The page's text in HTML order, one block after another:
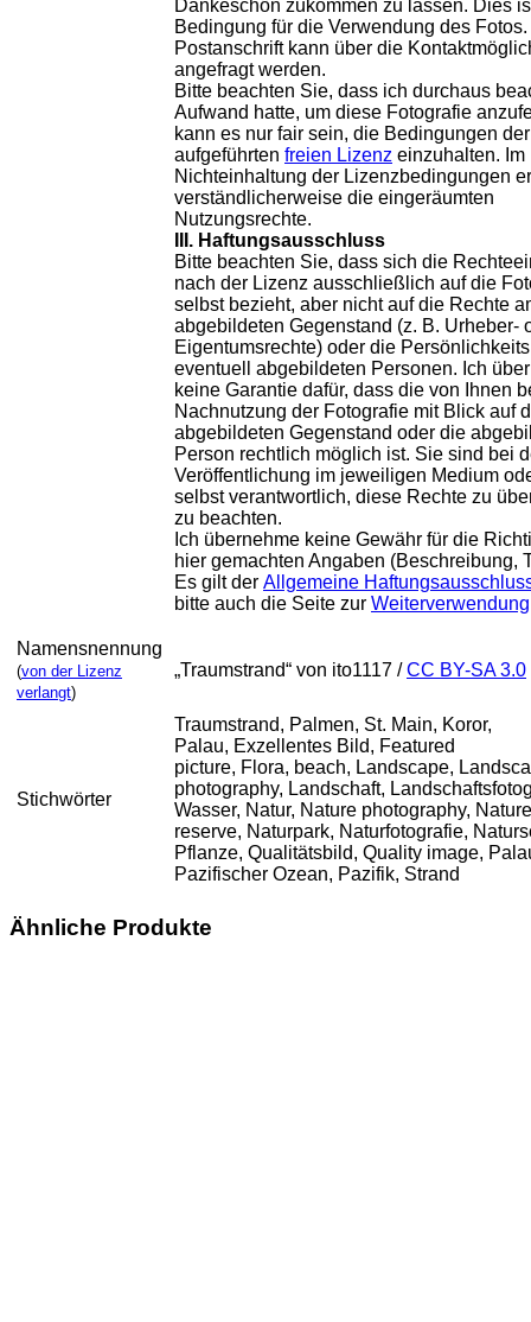
Dankeschön zukommen zu lassen. Dies
Bedingung für die Verwendung des
Postanschrift kann über die
angefragt werden.
Bitte beachten Sie, dass ich durchaus
Aufwand hatte, um diese Fotografie
kann es nur fair sein, die Bedingungen
aufgeführten freien Lizenz einzuhalten. Im
Nichteinhaltung der Lizenzbedingungen
verständlicherweise die eingeräumten
Nutzungsrechte.
III. Haftungsausschluss
Bitte beachten Sie, dass sich die
nach der Lizenz ausschließlich auf die
selbst bezieht, aber nicht auf die Rechte
abgebildeten Gegenstand (z. B. Urheber-
Eigentumsrechte) oder die
eventuell abgebildeten Personen. Ich
keine Garantie dafür, dass die von Ihnen
Nachnutzung der Fotografie mit Blick auf
abgebildeten Gegenstand oder die
Person rechtlich möglich ist. Sie sind bei
Veröffentlichung im jeweiligen Medium
selbst verantwortlich, diese Rechte zu
zu beachten.
Ich übernehme keine Gewähr für die
hier gemachten Angaben (Beschreibung,
Es gilt der Allgemeine
bitte auch die Seite zur Weiterverwendung
Namensnennung
(von der Lizenz
verlangt)
„Traumstrand“ von ito1117 /CC BY-SA 3.0
Stichwörter
Traumstrand, Palmen, St. Main, Koror,
Palau, Exzellentes Bild, Featured
picture, Flora, beach, Landscape,
photography, Landschaft,
Wasser, Natur, Nature photography, Nature
reserve, Naturpark, Naturfotografie,
Pflanze, Qualitätsbild, Quality image,
Pazifischer Ozean, Pazifik, Strand
Ähnliche Produkte